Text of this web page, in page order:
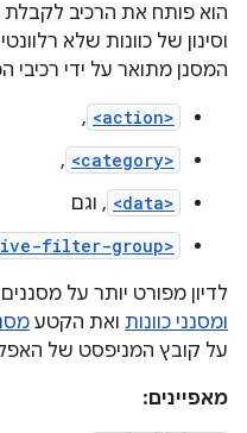
הוא פותח את הרכיב לקבלת
וסינון של כוונות שלא
המסנן מתואר על ידי רכיבי
<action>
,
<category>
,
<data> , וגם
filter-group>
לדיון מפורט יותר על
ומסנני כוונות ואת הקטע
על קובץ המניפסט של
מאפיינים: